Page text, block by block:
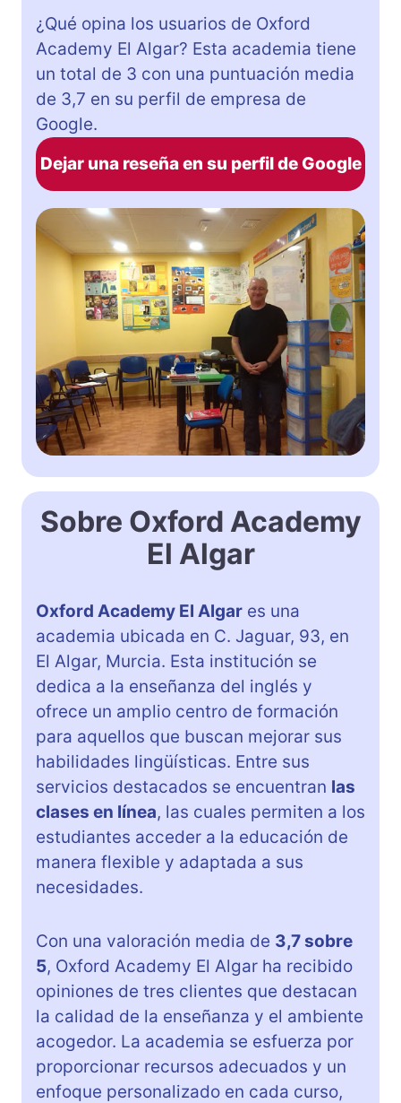
¿Qué opina los usuarios de Oxford
Academy El Algar? Esta academia tiene
un total de 3 con una puntuación media
de 3,7 en su perfil de empresa de
Google.
Dejar una reseña en su perfil de Google
Sobre Oxford Academy
El Algar
Oxford Academy El Algar es una
academia ubicada en C. Jaguar, 93, en
El Algar, Murcia. Esta institución se
dedica a la enseñanza del inglés y
ofrece un amplio centro de formación
para aquellos que buscan mejorar sus
habilidades lingüísticas. Entre sus
servicios destacados se encuentran las
clases en línea, las cuales permiten a los
estudiantes acceder a la educación de
manera flexible y adaptada a sus
necesidades.
Con una valoración media de 3,7 sobre
5, Oxford Academy El Algar ha recibido
opiniones de tres clientes que destacan
la calidad de la enseñanza y el ambiente
acogedor. La academia se esfuerza por
proporcionar recursos adecuados y un
enfoque personalizado en cada curso,